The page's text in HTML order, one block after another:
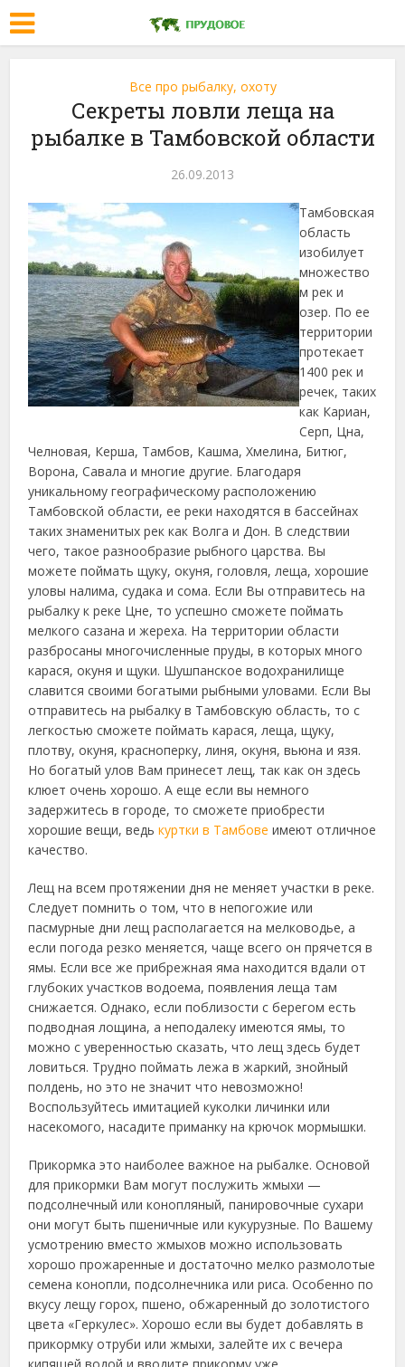
Все про рыбалку, охоту
Секреты ловли леща на
рыбалке в Тамбовской области
26.09.2013
Тамбовская
область
изобилует
множество
м рек и
озер. По ее
территории
протекает
1400 рек и
речек, таких
как Кариан,
Серп, Цна,
Челновая, Керша, Тамбов, Кашма, Хмелина, Битюг,
Ворона, Савала и многие другие. Благодаря
уникальному географическому расположению
Тамбовской области, ее реки находятся в бассейнах
таких знаменитых рек как Волга и Дон. В следствии
чего, такое разнообразие рыбного царства. Вы
можете поймать щуку, окуня, головля, леща, хорошие
уловы налима, судака и сома. Если Вы отправитесь на
рыбалку к реке Цне, то успешно сможете поймать
мелкого сазана и жереха. На территории области
разбросаны многочисленные пруды, в которых много
карася, окуня и щуки. Шушпанское водохранилище
славится своими богатыми рыбными уловами. Если Вы
отправитесь на рыбалку в Тамбовскую область, то с
легкостью сможете поймать карася, леща, щуку,
плотву, окуня, красноперку, линя, окуня, вьюна и язя.
Но богатый улов Вам принесет лещ, так как он здесь
клюет очень хорошо. А еще если вы немного
задержитесь в городе, то сможете приобрести
хорошие вещи, ведькуртки в Тамбове имеют отличное
качество.
Лещ на всем протяжении дня не меняет участки в реке.
Следует помнить о том, что в непогожие или
пасмурные дни лещ располагается на мелководье, а
если погода резко меняется, чаще всего он прячется в
ямы. Если все же прибрежная яма находится вдали от
глубоких участков водоема, появления леща там
снижается. Однако, если поблизости с берегом есть
подводная лощина, а неподалеку имеются ямы, то
можно с уверенностью сказать, что лещ здесь будет
ловиться. Трудно поймать лежа в жаркий, знойный
полдень, но это не значит что невозможно!
Воспользуйтесь имитацией куколки личинки или
насекомого, насадите приманку на крючок мормышки.
Прикормка это наиболее важное на рыбалке. Основой
для прикормки Вам могут послужить жмыхи —
подсолнечный или конопляный, панировочные сухари
они могут быть пшеничные или кукурузные. По Вашему
усмотрению вместо жмыхов можно использовать
хорошо прожаренные и достаточно мелко размолотые
семена конопли, подсолнечника или риса. Особенно по
вкусу лещу горох, пшено, обжаренный до золотистого
цвета «Геркулес». Хорошо если вы будет добавлять в
прикормку отруби или жмыхи, залейте их с вечера